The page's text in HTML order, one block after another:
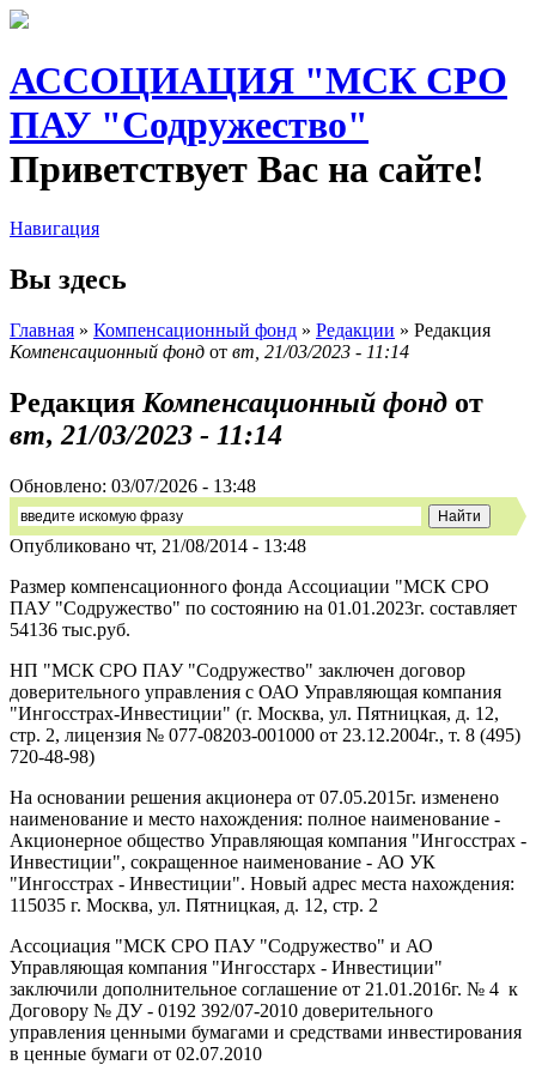
АССОЦИАЦИЯ "МСК СРО
ПАУ "Содружество"
Приветствует Вас на сайте!
Навигация
Вы здесь
Главная » Компенсационный фонд » Редакции » Редакция
Компенсационный фонд от вт, 21/03/2023 - 11:14
Редакция Компенсационный фонд от
вт, 21/03/2023 - 11:14
Обновлено: 03/07/2026 - 13:48
Опубликовано чт, 21/08/2014 - 13:48
Размер компенсационного фонда Ассоциации "МСК СРО
ПАУ "Содружество" по состоянию на 01.01.2023г. составляет
54136 тыс.руб.
НП "МСК СРО ПАУ "Содружество" заключен договор
доверительного управления с ОАО Управляющая компания
"Ингосстрах-Инвестиции" (г. Москва, ул. Пятницкая, д. 12,
стр. 2, лицензия № 077-08203-001000 от 23.12.2004г., т. 8 (495)
720-48-98)
На основании решения акционера от 07.05.2015г. изменено
наименование и место нахождения: полное наименование -
Акционерное общество Управляющая компания "Ингосстрах -
Инвестиции", сокращенное наименование - АО УК
"Ингосстрах - Инвестиции". Новый адрес места нахождения:
115035 г. Москва, ул. Пятницкая, д. 12, стр. 2
Ассоциация "МСК СРО ПАУ "Содружество" и АО
Управляющая компания "Ингосстарх - Инвестиции"
заключили дополнительное соглашение от 21.01.2016г. № 4 к
Договору № ДУ - 0192 392/07-2010 доверительного
управления ценными бумагами и средствами инвестирования
в ценные бумаги от 02.07.2010